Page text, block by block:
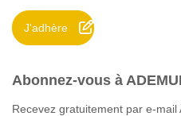
:
J'adhère
Abonnez-vous à
Recevez gratuitement par e-mail